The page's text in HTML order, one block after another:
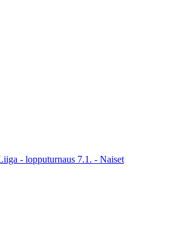
- lopputurnaus 7.1. - Naiset